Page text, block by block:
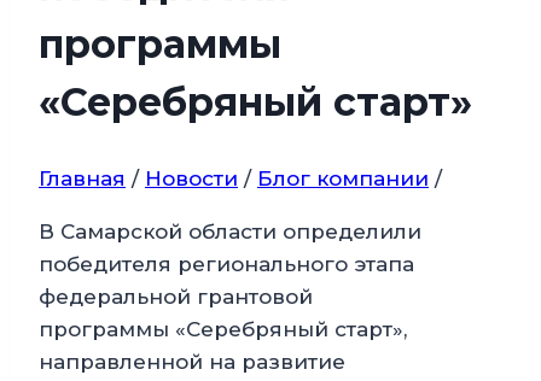
программы
«Серебряный старт»
Главная / Новости / Блог компании /
В Самарской области определили
победителя регионального этапа
федеральной грантовой
программы «Серебряный старт»,
направленной на развитие